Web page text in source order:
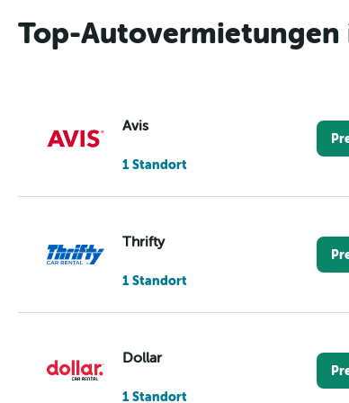
Top-Autovermietungen
Avis
1 Standort
Thrifty
1 Standort
Dollar
1 Standort